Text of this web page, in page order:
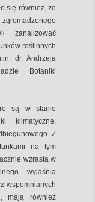
się również, że
zanalizować
roślinnych
dr. Andrzeja
Botaniki
są w stanie
klimatyczne,
Z
na tym
wzrasta w
– wyjaśnia
wspomnianych
mają również